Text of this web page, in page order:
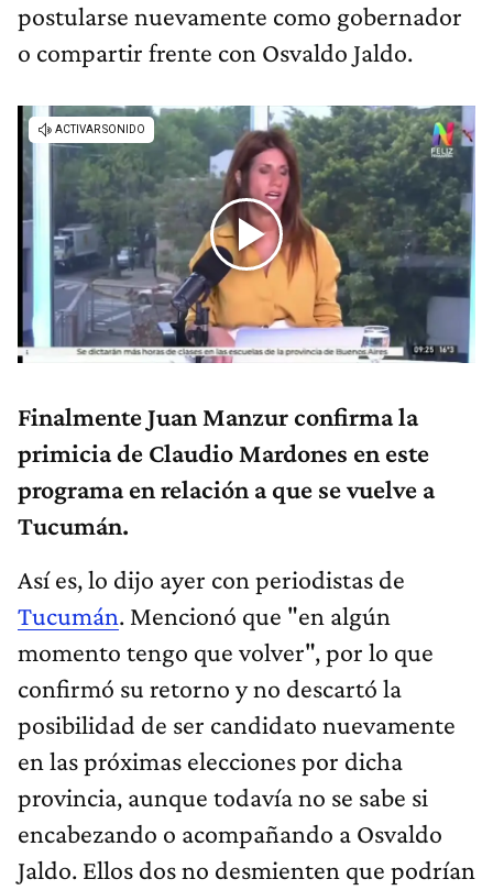
postularse nuevamente como gobernador
o compartir frente con Osvaldo Jaldo.
Finalmente Juan Manzur confirma la
primicia de Claudio Mardones en este
programa en relación a que se vuelve a
Tucumán.
Así es, lo dijo ayer con periodistas de
Tucumán. Mencionó que "en algún
momento tengo que volver", por lo que
confirmó su retorno y no descartó la
posibilidad de ser candidato nuevamente
en las próximas elecciones por dicha
provincia, aunque todavía no se sabe si
encabezando o acompañando a Osvaldo
Jaldo. Ellos dos no desmienten que podrían